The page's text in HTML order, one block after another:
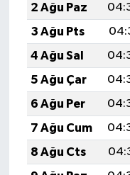
2 Ağu Paz
3 Ağu Pts
4 Ağu Sal
5 Ağu Çar
6 Ağu Per
7 Ağu Cum
8 Ağu Cts